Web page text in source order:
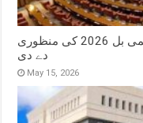
سینیٹ نے مفت اور لازمی تعلیم کے ترمیمی بل 2026 کی منظوری
دے دی
May 15, 2026